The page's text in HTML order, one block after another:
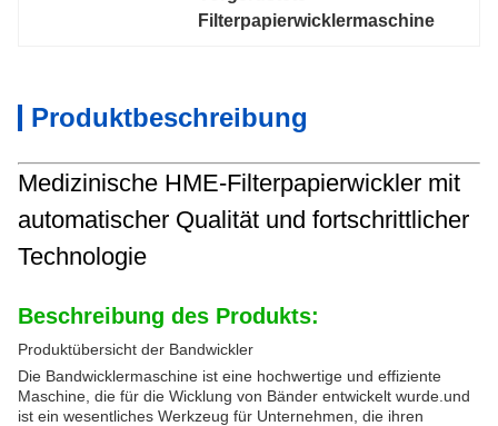
Filterpapierwicklermaschine
Produktbeschreibung
Medizinische HME-Filterpapierwickler mit
automatischer Qualität und fortschrittlicher
Technologie
Beschreibung des Produkts:
Produktübersicht der Bandwickler
Die Bandwicklermaschine ist eine hochwertige und effiziente
Maschine, die für die Wicklung von Bänder entwickelt wurde.und
ist ein wesentliches Werkzeug für Unternehmen, die ihren